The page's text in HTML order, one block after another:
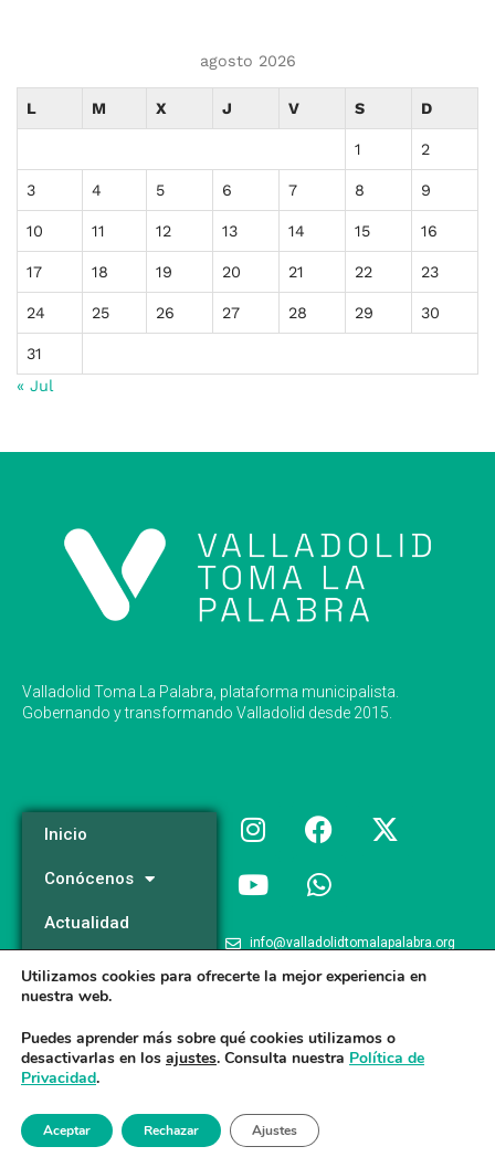
agosto 2026
L M X J V S D
1 2
3 4 5 6 7 8 9
10 11 12 13 14 15 16
17 18 19 20 21 22 23
24 25 26 27 28 29 30
31
« Jul
Valladolid Toma La Palabra, plataforma municipalista.
Gobernando y transformando Valladolid desde 2015.
Inicio
Conócenos
Actualidad
Programa
info@valladolidtomalapalabra.org
+34 983 426 124
Aviso legal/Poltica de Privacidad/ Politica de Cookies
Utilizamos cookies para ofrecerte la mejor experiencia en
nuestra web.
Puedes aprender más sobre qué cookies utilizamos o
desactivarlas en los ajustes. Consulta nuestra Política de
Privacidad.
Aceptar Rechazar Ajustes